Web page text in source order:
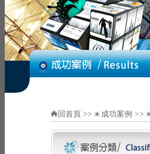
回首頁 >> 成功案例 >>